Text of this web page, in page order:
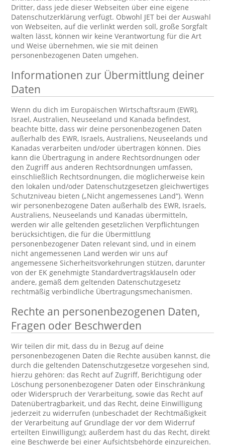
Dritter, dass jede dieser Webseiten über eine eigene
Datenschutzerklärung verfügt. Obwohl JET bei der Auswahl
von Webseiten, auf die verlinkt werden soll, große Sorgfalt
walten lässt, können wir keine Verantwortung für die Art
und Weise übernehmen, wie sie mit deinen
personenbezogenen Daten umgehen.
Informationen zur Übermittlung deiner
Daten
Wenn du dich im Europäischen Wirtschaftsraum (EWR),
Israel, Australien, Neuseeland und Kanada befindest,
beachte bitte, dass wir deine personenbezogenen Daten
außerhalb des EWR, Israels, Australiens, Neuseelands und
Kanadas verarbeiten und/oder übertragen können. Dies
kann die Übertragung in andere Rechtsordnungen oder
den Zugriff aus anderen Rechtsordnungen umfassen,
einschließlich Rechtsordnungen, die möglicherweise kein
den lokalen und/oder Datenschutzgesetzen gleichwertiges
Schutzniveau bieten („Nicht angemessenes Land“). Wenn
wir personenbezogene Daten außerhalb des EWR, Israels,
Australiens, Neuseelands und Kanadas übermitteln,
werden wir alle geltenden gesetzlichen Verpflichtungen
berücksichtigen, die für die Übermittlung
personenbezogener Daten relevant sind, und in einem
nicht angemessenen Land werden wir uns auf
angemessene Sicherheitsvorkehrungen stützen, darunter
von der EK genehmigte Standardvertragsklauseln oder
andere, gemäß dem geltenden Datenschutzgesetz
rechtmäßig verbindliche Übertragungsmechanismen.
Rechte an personenbezogenen Daten,
Fragen oder Beschwerden
Wir teilen dir mit, dass du in Bezug auf deine
personenbezogenen Daten die Rechte ausüben kannst, die
durch die geltenden Datenschutzgesetze vorgesehen sind,
hierzu gehören: das Recht auf Zugriff, Berichtigung oder
Löschung personenbezogener Daten oder Einschränkung
oder Widerspruch der Verarbeitung, sowie das Recht auf
Datenübertragbarkeit, und das Recht, deine Einwilligung
jederzeit zu widerrufen (unbeschadet der Rechtmäßigkeit
der Verarbeitung auf Grundlage der vor dem Widerruf
erteilten Einwilligung); außerdem hast du das Recht, direkt
eine Beschwerde bei einer Aufsichtsbehörde einzureichen.